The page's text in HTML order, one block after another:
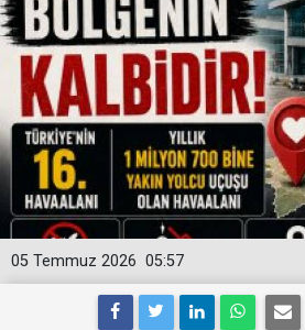
05:57
05 Temmuz 2026